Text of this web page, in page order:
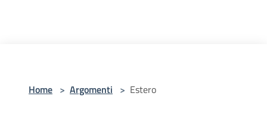
Home > Argomenti > Estero